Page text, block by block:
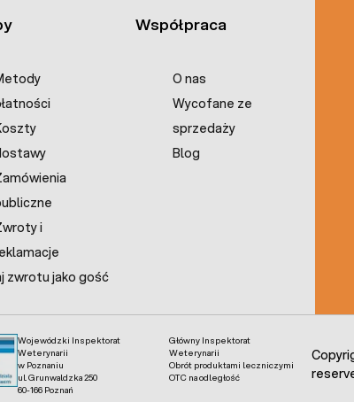
i
zwrotu jako gość
Współpraca
O nas
Wycofane ze
sprzedaży
Blog
Wojewódzki Inspektorat
Weterynarii
w Poznaniu
ul. Grunwaldzka 250
60-166 Poznań
Główny Inspektorat
Weterynarii
Obrót produktami leczniczymi
OTC na odległość